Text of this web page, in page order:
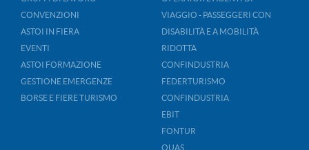
CONVENZIONI
ASTOI IN FIERA
EVENTI
ASTOI FORMAZIONE
GESTIONE EMERGENZE
BORSE E FIERE TURISMO
VIAGGIO - PASSEGGERI CON
DISABILITÀ E A MOBILITÀ
RIDOTTA
CONFINDUSTRIA
FEDERTURISMO
CONFINDUSTRIA
EBIT
FONTUR
QUAS